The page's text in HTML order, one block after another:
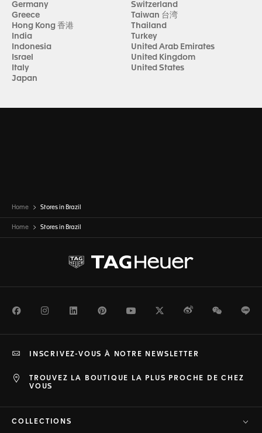
Germany
Greece
Hong Kong 香港
India
Indonesia
Israel
Italy
Japan
Switzerland
Taiwan 台湾
Thailand
Turkey
United Arab Emirates
United Kingdom
United States
Home Stores in Brazil
Home Stores in Brazil
FacebookInstagramLinkedInPinterestYoutubeTwitterWeiboWeChat
TROUVEZ LA BOUTIQUE LA PLUS PROCHE DE CHEZ
VOUS
INSCRIVEZ-VOUS À NOTRE NEWSLETTER
COLLECTIONS